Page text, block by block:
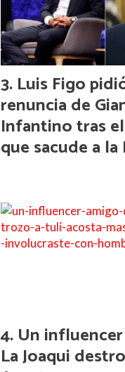
Luis Figo
renuncia de
Infantino tras
que sacude a la
Un
La Joaqui